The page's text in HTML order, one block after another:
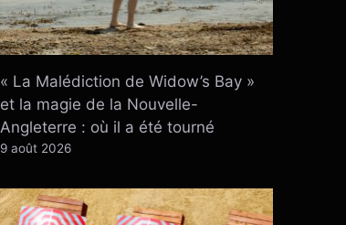
« La Malédiction de Widow’s Bay »
et la magie de la Nouvelle-
Angleterre : où il a été tourné
9 août 2026